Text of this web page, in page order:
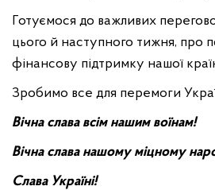
Готуємося до важливих
цього й наступного тижня, про
фінансову підтримку нашої
Зробимо все для перемоги
Вічна слава всім нашим воїнам!
Вічна слава нашому міцному
Слава Україні!